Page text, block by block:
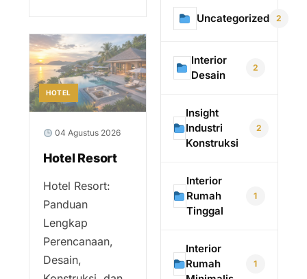
HOTEL
04 Agustus 2026
Hotel Resort
Hotel Resort:
Panduan
Lengkap
Perencanaan,
Desain,
Uncategorized 2
Interior
Desain
2
Insight
Industri
Konstruksi
2
Interior
Rumah
Tinggal
1
Interior
Rumah
1